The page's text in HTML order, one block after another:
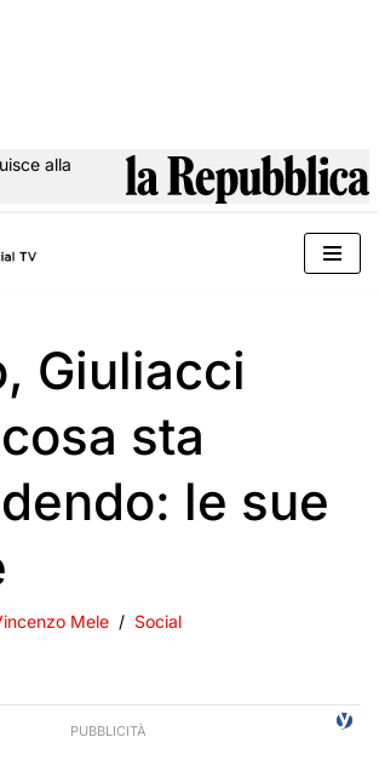
alla
Giuliacci
sta
le sue
Mele Social